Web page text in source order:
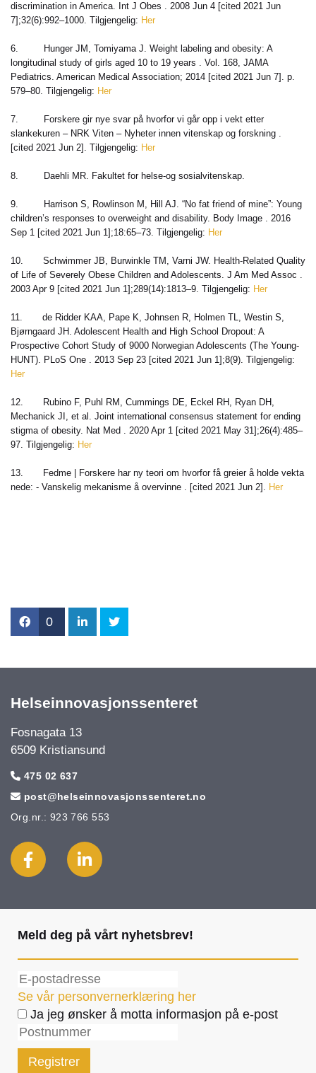
discrimination in America. Int J Obes . 2008 Jun 4 [cited 2021 Jun
7];32(6):992–1000. Tilgjengelig: Her
6. Hunger JM, Tomiyama J. Weight labeling and obesity: A
longitudinal study of girls aged 10 to 19 years . Vol. 168, JAMA
Pediatrics. American Medical Association; 2014 [cited 2021 Jun 7]. p.
579–80. Tilgjengelig: Her
7. Forskere gir nye svar på hvorfor vi går opp i vekt etter
slankekuren – NRK Viten – Nyheter innen vitenskap og forskning .
[cited 2021 Jun 2]. Tilgjengelig: Her
8. Daehli MR. Fakultet for helse-og sosialvitenskap.
9. Harrison S, Rowlinson M, Hill AJ. “No fat friend of mine”: Young
children’s responses to overweight and disability. Body Image . 2016
Sep 1 [cited 2021 Jun 1];18:65–73. Tilgjengelig: Her
10. Schwimmer JB, Burwinkle TM, Varni JW. Health-Related Quality
of Life of Severely Obese Children and Adolescents. J Am Med Assoc .
2003 Apr 9 [cited 2021 Jun 1];289(14):1813–9. Tilgjengelig: Her
11. de Ridder KAA, Pape K, Johnsen R, Holmen TL, Westin S,
Bjørngaard JH. Adolescent Health and High School Dropout: A
Prospective Cohort Study of 9000 Norwegian Adolescents (The Young-
HUNT). PLoS One . 2013 Sep 23 [cited 2021 Jun 1];8(9). Tilgjengelig:
Her
12. Rubino F, Puhl RM, Cummings DE, Eckel RH, Ryan DH,
Mechanick JI, et al. Joint international consensus statement for ending
stigma of obesity. Nat Med . 2020 Apr 1 [cited 2021 May 31];26(4):485–
97. Tilgjengelig: Her
13. Fedme | Forskere har ny teori om hvorfor få greier å holde vekta
nede: - Vanskelig mekanisme å overvinne . [cited 2021 Jun 2]. Her
0
Helseinnovasjonssenteret
Fosnagata 13
6509 Kristiansund
 475 02 637
 post@helseinnovasjonssenteret.no
Org.nr.: 923 766 553
Meld deg på vårt nyhetsbrev!
Se vår personvernerklæring her
Ja jeg ønsker å motta informasjon på e-post